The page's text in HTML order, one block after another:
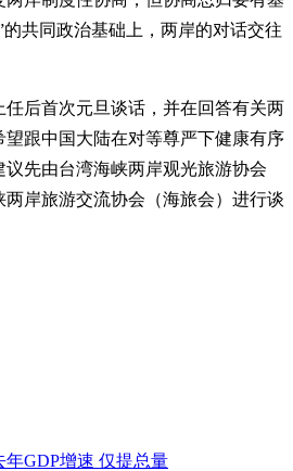
共同政治基础上，两岸的对话交往
任后首次元旦谈话，并在回答有关两
望跟中国大陆在对等尊严下健康有序
先由台湾海峡两岸观光旅游协会
两岸旅游交流协会（海旅会）进行谈
GDP增速 仅提总量